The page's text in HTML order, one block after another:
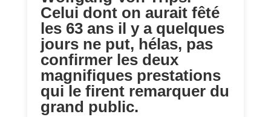
Celui dont on aurait fêté
les 63 ans il y a quelques
jours ne put, hélas, pas
confirmer les deux
magnifiques prestations
qui le firent remarquer du
grand public.